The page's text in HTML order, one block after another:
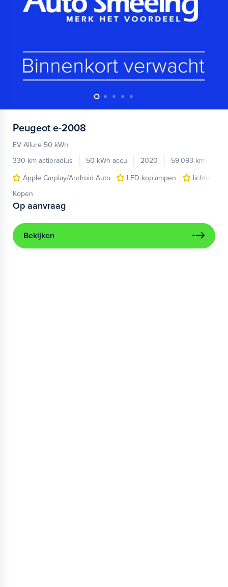
Peugeot e-2008
EV Allure 50 kWh
330 km actieradius
50 kWh accu 2020
59.093 km
Apple Carplay/Android Auto
LED koplampen
Kopen
Op aanvraag
Bekijken